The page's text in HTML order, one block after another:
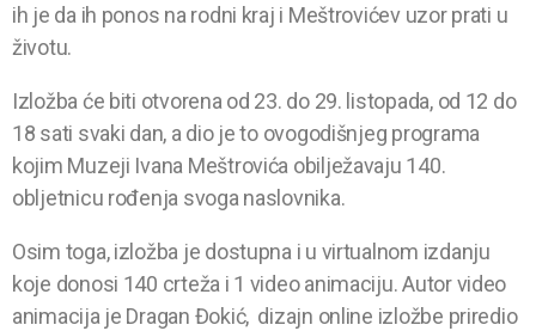
ih je da ih ponos na rodni kraj i Meštrovićev uzor prati u
životu.
Izložba će biti otvorena od 23. do 29. listopada, od 12 do
18 sati svaki dan, a dio je to ovogodišnjeg programa
kojim Muzeji Ivana Meštrovića obilježavaju 140.
obljetnicu rođenja svoga naslovnika.
Osim toga, izložba je dostupna i u virtualnom izdanju
koje donosi 140 crteža i 1 video animaciju. Autor video
animacija je Dragan Đokić, dizajn online izložbe priredio